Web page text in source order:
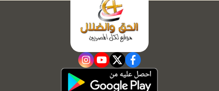
facebook
twitter
youtube
instagram